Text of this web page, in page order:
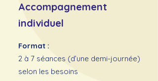
Accompagnement
individuel
Format :
2 à 7 séances (d’une demi-journée)
selon les besoins